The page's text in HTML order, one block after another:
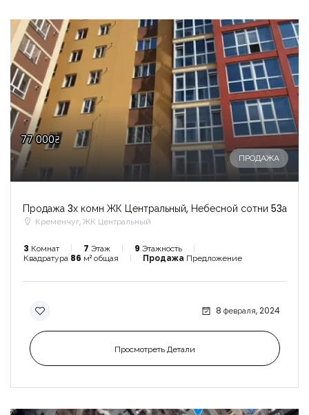
77 000₴
ПРОДАЖА
Продажа 3х комн ЖК Центральный, Небесной сотни 53а
Кременчуг, ЖК Центральный
3 Комнат 7 Этаж 9 Этажность
Квадратура 86 м² общая Продажа Предложение
8 февраля, 2024
Просмотреть Детали